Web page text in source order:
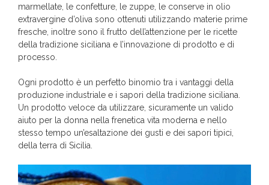
marmellate, le confetture, le zuppe, le conserve in olio
extravergine d’oliva sono ottenuti utilizzando materie prime
fresche, inoltre sono il frutto dell’attenzione per le ricette
della tradizione siciliana e l’innovazione di prodotto e di
processo.
Ogni prodotto è un perfetto binomio tra i vantaggi della
produzione industriale e i sapori della tradizione siciliana.
Un prodotto veloce da utilizzare, sicuramente un valido
aiuto per la donna nella frenetica vita moderna e nello
stesso tempo un’esaltazione dei gusti e dei sapori tipici,
della terra di Sicilia.